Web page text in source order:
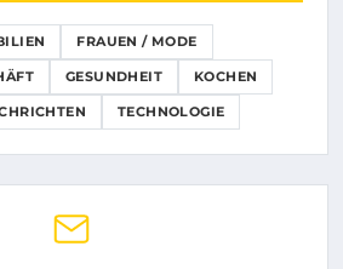
FRAUEN / MODE
GESUNDHEIT KOCHEN
TECHNOLOGIE